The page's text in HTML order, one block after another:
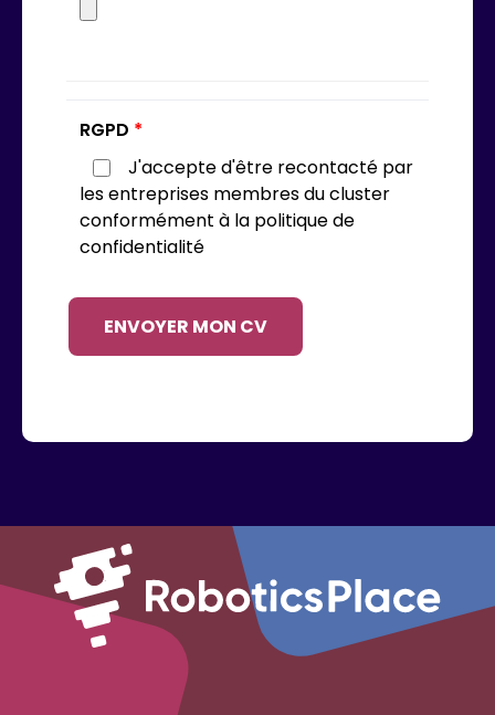
RGPD *
J'accepte d'être recontacté par
les entreprises membres du cluster
conformément à la politique de
confidentialité